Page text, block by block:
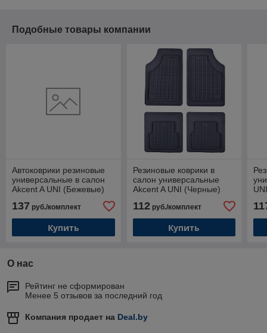
Подобные товары компании
Автоковрики резиновые
универсальные в салон
Akcent A UNI (Бежевые)
137 руб./комплект
Купить
Резиновые коврики в
салон универсальные
Akcent A UNI (Черные)
112руб./комплект
Купить
О нас
Рейтинг не сформирован
Менее 5 отзывов за последний год
Компания продает на Deal.by